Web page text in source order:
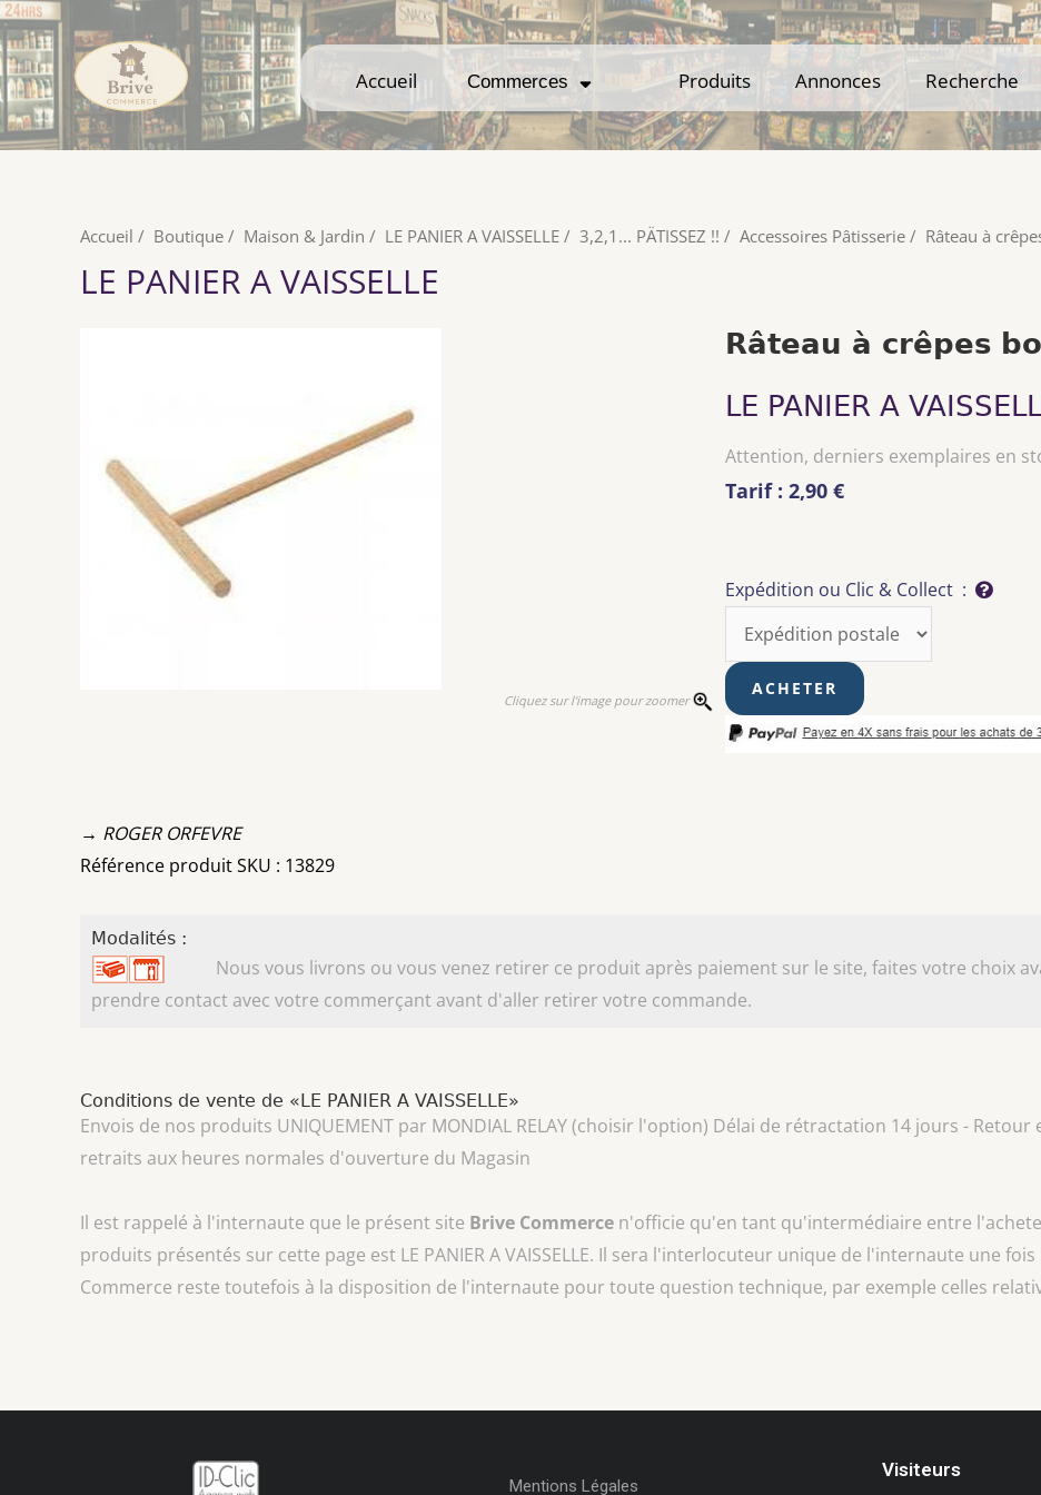
Accueil Commerces Produits Annonces Recherche
Accueil Commerces Produits Annonces Recherche
Accueil / Boutique / Maison & Jardin / LE PANIER A VAISSELLE / 3,2,1... PÄTISSEZ !! / Accessoires Pâtisserie / Râteau à
LE PANIER A VAISSELLE
Cliquez sur l'image pour zoomer
Râteau à crêpes
LE PANIER A
Attention, derniers exemplaires en
Tarif : 2,90 €
Expédition ou Clic & Collect :
→ ROGER ORFEVRE
Référence produit SKU : 13829
Modalités :
Nous vous livrons ou vous venez retirer ce produit après paiement sur le site, faites votre choix
prendre contact avec votre commerçant avant d'aller retirer votre commande.
Conditions de vente de «LE PANIER A VAISSELLE»
Envois de nos produits UNIQUEMENT par MONDIAL RELAY (choisir l'option) Délai de rétractation 14 jours -
retraits aux heures normales d'ouverture du Magasin
Il est rappelé à l'internaute que le présent site Brive Commerce n'officie qu'en tant qu'intermédiaire entre
produits présentés sur cette page est LE PANIER A VAISSELLE. Il sera l'interlocuteur unique de l'internaute une fois
Commerce reste toutefois à la disposition de l'internaute pour toute question technique, par exemple celles
Mentions Légales
Visiteurs